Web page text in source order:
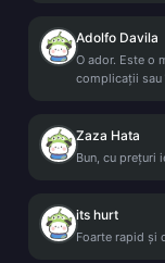
Adolfo Davila
O ador. Este o
complicații sau
Zaza Hata
Bun, cu prețuri
its hurt
Foarte rapid și